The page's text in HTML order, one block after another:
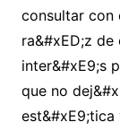
consultar con
ra&#xED;z de
inter&#xE9;s
que no
est&#xE9;tica